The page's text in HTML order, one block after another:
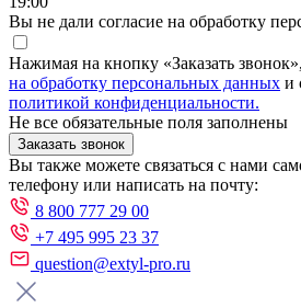
Вы не дали согласие на обработку
Нажимая на кнопку «Заказать
на обработку персональных данных и
политикой конфиденциальности.
Не все обязательные поля заполнены
Заказать звонок
Вы также можете связаться с нами
телефону или написать на почту:
8 800 777 29 00
+7 495 995 23 37
question@extyl-pro.ru